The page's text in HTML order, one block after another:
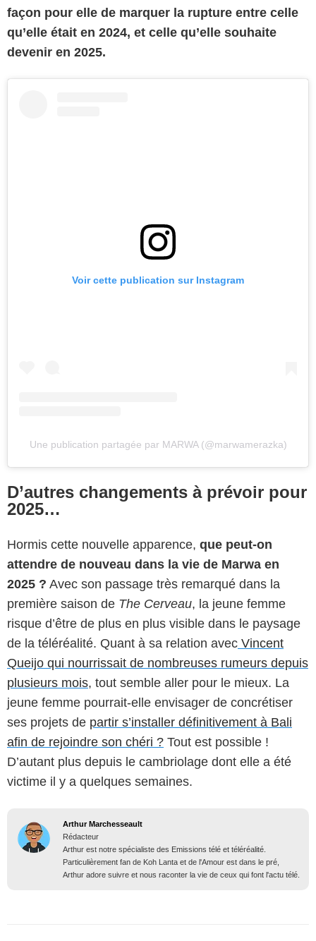
façon pour elle de marquer la rupture entre celle
qu’elle était en 2024, et celle qu’elle souhaite
devenir en 2025.
Voir cette publication sur Instagram
Une publication partagée par MARWA (@marwamerazka)
D’autres changements à prévoir pour
2025…
Hormis cette nouvelle apparence, que peut-on
attendre de nouveau dans la vie de Marwa en
2025 ? Avec son passage très remarqué dans la
première saison de The Cerveau, la jeune femme
risque d’être de plus en plus visible dans le paysage
de la téléréalité. Quant à sa relation avec Vincent
Queijo qui nourrissait de nombreuses rumeurs depuis
plusieurs mois, tout semble aller pour le mieux. La
jeune femme pourrait-elle envisager de concrétiser
ses projets de partir s’installer définitivement à Bali
afin de rejoindre son chéri ? Tout est possible !
D’autant plus depuis le cambriolage dont elle a été
victime il y a quelques semaines.
Arthur Marchesseault
Rédacteur
Arthur est notre spécialiste des Emissions télé et téléréalité.
Particulièrement fan de Koh Lanta et de l'Amour est dans le pré,
Arthur adore suivre et nous raconter la vie de ceux qui font l'actu télé.